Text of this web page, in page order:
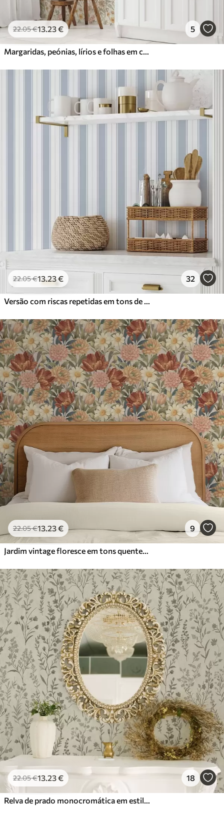
22.05€13.23€ 5
Margaridas, peónias, lírios e folhas em cores delicadas
22.05€13.23€ 32
Versão com riscas repetidas em tons de cinzento-azul
22.05€13.23€ 9
Jardim vintage floresce em tons quentes de terracota e pêssego
22.05€13.23€ 18
Relva de prado monocromática em estilo vintage